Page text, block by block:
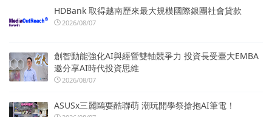
HDBank 取得越南歷來最大規模國際銀團社會貸款
2026/08/07
創智動能強化AI與經營雙軸競爭力 投資長受臺大EMBA
邀分享AI時代投資思維
2026/08/07
ASUSx三麗鷗耍酷聯萌 潮玩開學祭搶抱AI筆電！